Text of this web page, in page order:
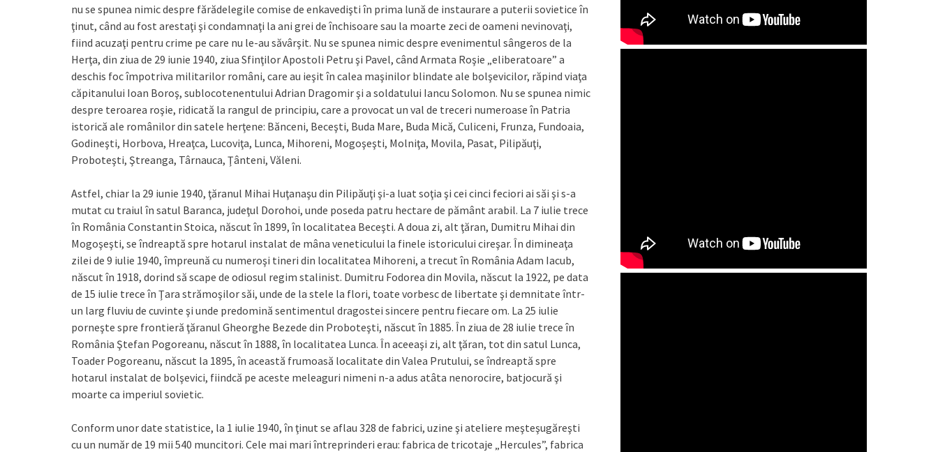
nu se spunea nimic despre fărădelegile comise de enkavedişti în prima lună de instaurare a puterii sovietice în
ţinut, când au fost arestaţi şi condamnaţi la ani grei de închisoare sau la moarte zeci de oameni nevinovaţi,
fiind acuzaţi pentru crime pe care nu le-au săvârşit. Nu se spunea nimic despre evenimentul sângeros de la
Herţa, din ziua de 29 iunie 1940, ziua Sfinţilor Apostoli Petru şi Pavel, când Armata Roşie „eliberatoare” a
deschis foc împotriva militarilor români, care au ieşit în calea maşinilor blindate ale bolşevicilor, răpind viaţa
căpitanului Ioan Boroş, sublocotenentului Adrian Dragomir şi a soldatului Iancu Solomon. Nu se spunea nimic
despre teroarea roşie, ridicată la rangul de principiu, care a provocat un val de treceri numeroase în Patria
istorică ale românilor din satele herţene: Bănceni, Beceşti, Buda Mare, Buda Mică, Culiceni, Frunza, Fundoaia,
Godineşti, Horbova, Hreaţca, Lucoviţa, Lunca, Mihoreni, Mogoşeşti, Molniţa, Movila, Pasat, Pilipăuţi,
Proboteşti, Ştreanga, Târnauca, Ţânteni, Văleni.
Astfel, chiar la 29 iunie 1940, ţăranul Mihai Huţanaşu din Pilipăuţi şi-a luat soţia şi cei cinci feciori ai săi şi s-a
mutat cu traiul în satul Baranca, judeţul Dorohoi, unde poseda patru hectare de pământ arabil. La 7 iulie trece
în România Constantin Stoica, născut în 1899, în localitatea Beceşti. A doua zi, alt ţăran, Dumitru Mihai din
Mogoşeşti, se îndreaptă spre hotarul instalat de mâna veneticului la finele istoricului cireşar. În dimineaţa
zilei de 9 iulie 1940, împreună cu numeroşi tineri din localitatea Mihoreni, a trecut în România Adam Iacub,
născut în 1918, dorind să scape de odiosul regim stalinist. Dumitru Fodorea din Movila, născut la 1922, pe data
de 15 iulie trece în Ţara strămoşilor săi, unde de la stele la flori, toate vorbesc de libertate şi demnitate într-
un larg fluviu de cuvinte şi unde predomină sentimentul dragostei sincere pentru fiecare om. La 25 iulie
porneşte spre frontieră ţăranul Gheorghe Bezede din Proboteşti, născut în 1885. În ziua de 28 iulie trece în
România Ştefan Pogoreanu, născut în 1888, în localitatea Lunca. În aceeaşi zi, alt ţăran, tot din satul Lunca,
Toader Pogoreanu, născut la 1895, în această frumoasă localitate din Valea Prutului, se îndreaptă spre
hotarul instalat de bolşevici, fiindcă pe aceste meleaguri nimeni n-a adus atâta nenorocire, batjocură şi
moarte ca imperiul sovietic.
Conform unor date statistice, la 1 iulie 1940, în ţinut se aflau 328 de fabrici, uzine şi ateliere meşteşugăreşti
cu un număr de 19 mii 540 muncitori. Cele mai mari întreprinderi erau: fabrica de tricotaje „Hercules”, fabrica